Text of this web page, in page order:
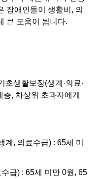
장애인들이 생활비, 의
큰 도움이 됩니다.
초생활보장(생계·의료·
, 차상위 초과자에게
, 의료수급) : 65세 미
급) : 65세 미만 0원, 65